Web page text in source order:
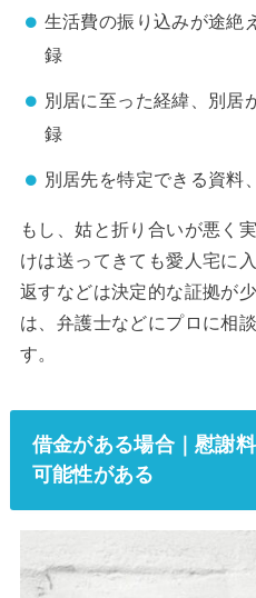
生活費の振り込みが途絶
録
別居に至った経緯、別居
録
別居先を特定できる資
もし、姑と折り合いが悪く
けは送ってきても愛人宅に
返すなどは決定的な証拠が
は、弁護士などにプロに相
す。
借金がある場合｜慰謝
可能性がある